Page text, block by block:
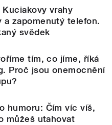
Kuciakovy vrahy
a zapomenutý telefon.
svědek
tím, co jíme, říká
Proč jsou onemocnění
humoru: Čím víc víš,
můžeš utahovat